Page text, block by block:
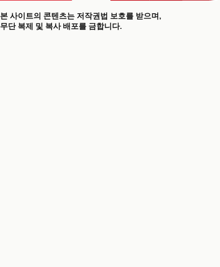
본 사이트의 콘텐츠는 저작권법 보호를 받으며,
무단 복제 및 복사 배포를 금합니다.